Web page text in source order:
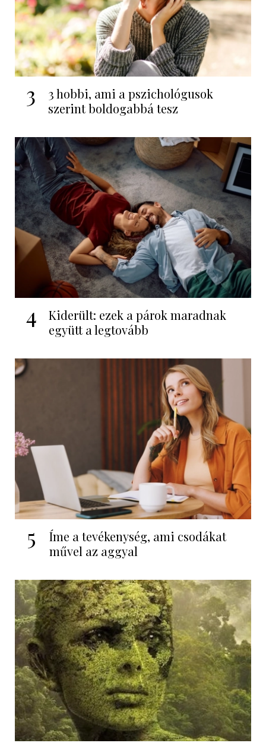
3
3 hobbi, ami a pszichológusok
szerint boldogabbá tesz
4
Kiderült: ezek a párok maradnak
együtt a legtovább
5
Íme a tevékenység, ami csodákat
művel az aggyal